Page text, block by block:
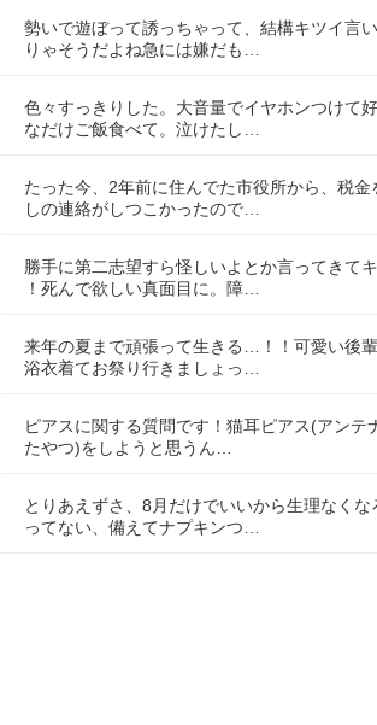
勢いで遊ぼって誘っちゃって、結構キツイ言
りゃそうだよね急には嫌だも…
色々すっきりした。大音量でイヤホンつけて
なだけご飯食べて。泣けたし…
たった今、2年前に住んでた市役所から、税
しの連絡がしつこかったので…
勝手に第二志望すら怪しいよとか言ってきて
！死んで欲しい真面目に。障…
来年の夏まで頑張って生きる…！！可愛い後
浴衣着てお祭り行きましょっ…
ピアスに関する質問です！猫耳ピアス(アンテ
たやつ)をしようと思うん…
とりあえずさ、8月だけでいいから生理なくな
ってない、備えてナプキンつ…